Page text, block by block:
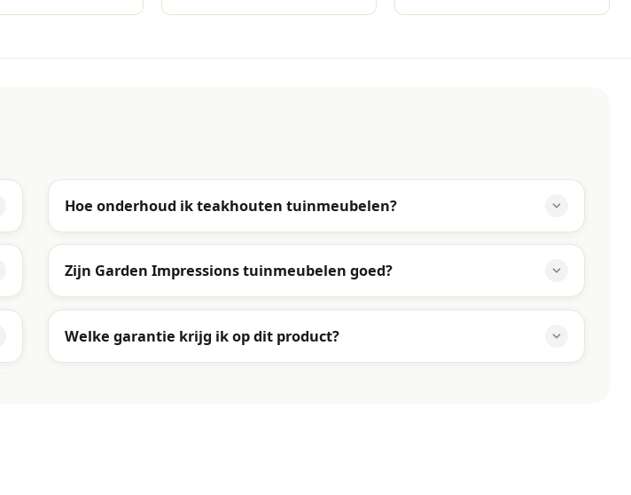
Hoe onderhoud ik teakhouten tuinmeubelen?
Zijn Garden Impressions tuinmeubelen goed?
Welke garantie krijg ik op dit product?